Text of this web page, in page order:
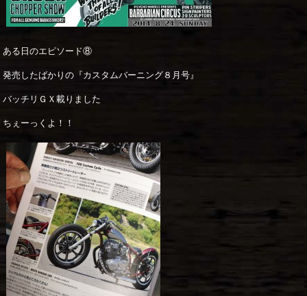
ある日のエピソード⑧
発売したばかりの『カスタムバーニング８月号』
バッチリＧＸ載りました
ちぇーっくよ！！